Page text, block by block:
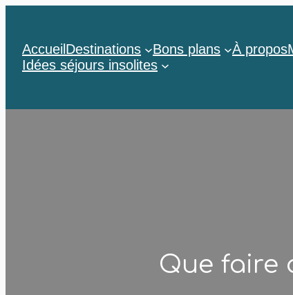
Accueil Destinations Bons plans À propos
Idées séjours insolites
Que faire